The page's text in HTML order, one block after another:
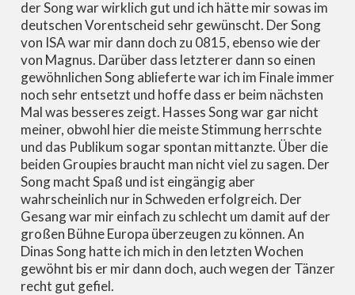
der Song war wirklich gut und ich hätte mir sowas im
deutschen Vorentscheid sehr gewünscht. Der Song
von ISA war mir dann doch zu 0815, ebenso wie der
von Magnus. Darüber dass letzterer dann so einen
gewöhnlichen Song ablieferte war ich im Finale immer
noch sehr entsetzt und hoffe dass er beim nächsten
Mal was besseres zeigt. Hasses Song war gar nicht
meiner, obwohl hier die meiste Stimmung herrschte
und das Publikum sogar spontan mittanzte. Über die
beiden Groupies braucht man nicht viel zu sagen. Der
Song macht Spaß und ist eingängig aber
wahrscheinlich nur in Schweden erfolgreich. Der
Gesang war mir einfach zu schlecht um damit auf der
großen Bühne Europa überzeugen zu können. An
Dinas Song hatte ich mich in den letzten Wochen
gewöhnt bis er mir dann doch, auch wegen der Tänzer
recht gut gefiel.